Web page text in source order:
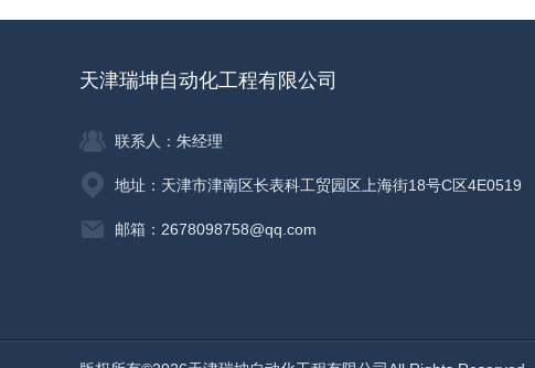
天津瑞坤自动化工程有限公司
联系人：朱经理
地址：天津市津南区长表科工贸园区上海街18号C区4E0519
邮箱：2678098758@qq.com